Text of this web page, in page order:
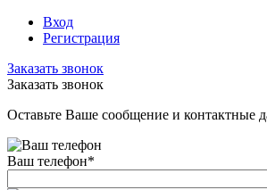
Вход
Регистрация
Заказать звонок
Заказать звонок
Оставьте Ваше сообщение и контактные
Ваш телефон*